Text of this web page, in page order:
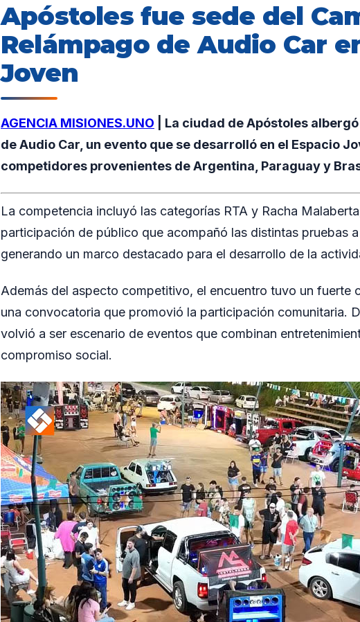
Apóstoles fue sede del
Relámpago de Audio Car
Joven
AGENCIA MISIONES.UNO | La ciudad de Apóstoles
de Audio Car, un evento que se desarrolló en el Espacio
competidores provenientes de Argentina, Paraguay y
La competencia incluyó las categorías RTA y Racha
participación de público que acompañó las distintas pruebas
generando un marco destacado para el desarrollo de la
Además del aspecto competitivo, el encuentro tuvo un fuerte
una convocatoria que promovió la participación comunitaria.
volvió a ser escenario de eventos que combinan
compromiso social.